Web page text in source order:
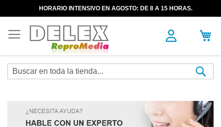
HORARIO INTENSIVO EN AGOSTO: DE 8 A 15 HORAS.